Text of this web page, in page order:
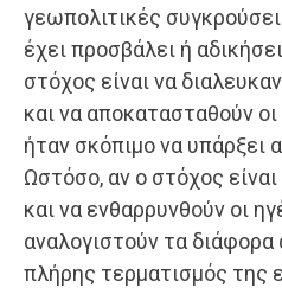
γεωπολιτικές
έχει προσβάλει ή
στόχος είναι να
και να αποκατασταθούν
ήταν σκόπιμο να υπάρξει
Ωστόσο, αν ο στόχος
και να ενθαρρυνθούν οι
αναλογιστούν τα
πλήρης τερματισμός της